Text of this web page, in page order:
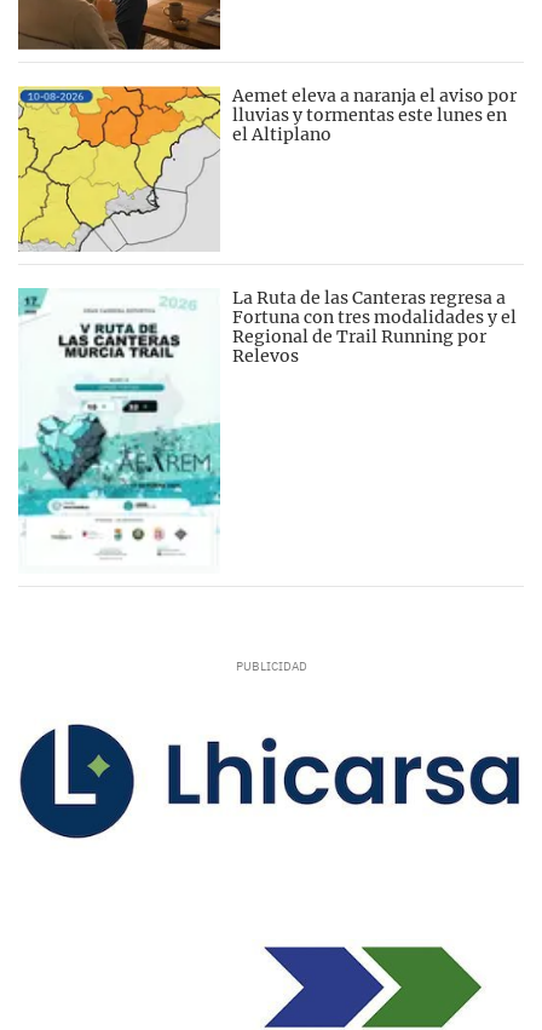
Aemet eleva a naranja el aviso por
lluvias y tormentas este lunes en
el Altiplano
La Ruta de las Canteras regresa a
Fortuna con tres modalidades y el
Regional de Trail Running por
Relevos